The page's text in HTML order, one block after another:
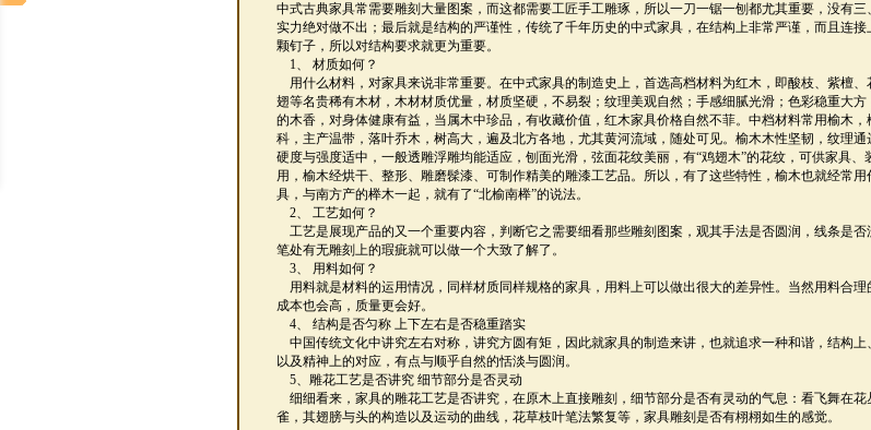
中式古典家具常需要雕刻大量图案，而这都需要工匠手工雕琢，所以一刀一锯一刨都尤其重要，没有三
实力绝对做不出；最后就是结构的严谨性，传统了千年历史的中式家具，在结构上非常严谨，而且连接
颗钉子，所以对结构要求就更为重要。
1、 材质如何？
用什么材料，对家具来说非常重要。在中式家具的制造史上，首选高档材料为红木，即酸枝、紫檀、
翅等名贵稀有木材，木材材质优量，材质坚硬，不易裂；纹理美观自然；手感细腻光滑；色彩稳重大方
的木香，对身体健康有益，当属木中珍品，有收藏价值，红木家具价格自然不菲。中档材料常用榆木，
科，主产温带，落叶乔木，树高大，遍及北方各地，尤其黄河流域，随处可见。榆木木性坚韧，纹理通
硬度与强度适中，一般透雕浮雕均能适应，刨面光滑，弦面花纹美丽，有“鸡翅木”的花纹，可供家具、
用，榆木经烘干、整形、雕磨髹漆、可制作精美的雕漆工艺品。所以，有了这些特性，榆木也就经常用
具，与南方产的榉木一起，就有了“北榆南榉”的说法。
2、 工艺如何？
工艺是展现产品的又一个重要内容，判断它之需要细看那些雕刻图案，观其手法是否圆润，线条是否
笔处有无雕刻上的瑕疵就可以做一个大致了解了。
3、 用料如何？
用料就是材料的运用情况，同样材质同样规格的家具，用料上可以做出很大的差异性。当然用料合理
成本也会高，质量更会好。
4、 结构是否匀称 上下左右是否稳重踏实
中国传统文化中讲究左右对称，讲究方圆有矩，因此就家具的制造来讲，也就追求一种和谐，结构上
以及精神上的对应，有点与顺乎自然的恬淡与圆润。
5、雕花工艺是否讲究 细节部分是否灵动
细细看来，家具的雕花工艺是否讲究，在原木上直接雕刻，细节部分是否有灵动的气息：看飞舞在花
雀，其翅膀与头的构造以及运动的曲线，花草枝叶笔法繁复等，家具雕刻是否有栩栩如生的感觉。